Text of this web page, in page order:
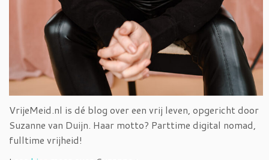
VrijeMeid.nl is dé blog over een vrij leven, opgericht door
Suzanne van Duijn. Haar motto? Parttime digital nomad,
fulltime vrijheid!